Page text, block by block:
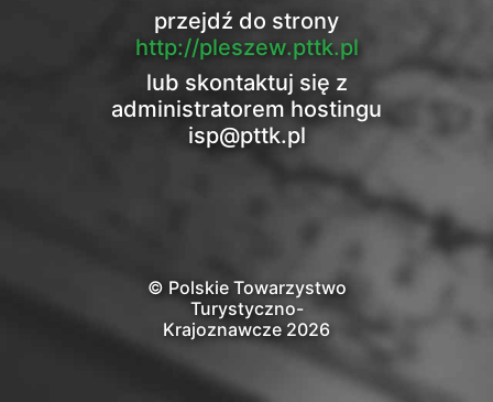
przejdź do strony
http://pleszew.pttk.pl
lub skontaktuj się z
administratorem hostingu
isp@pttk.pl
© Polskie Towarzystwo
Turystyczno-
Krajoznawcze 2026